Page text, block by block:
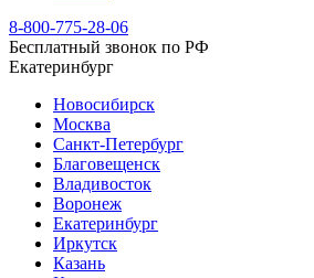
8-800-775-28-06
Бесплатный звонок по РФ
Екатеринбург
Новосибирск
Москва
Санкт-Петербург
Благовещенск
Владивосток
Воронеж
Екатеринбург
Иркутск
Казань